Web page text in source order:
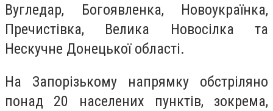
Вугледар, Богоявленка, Новоукраїнка,
Пречистівка, Велика Новосілка та
Нескучне Донецької області.
На Запорізькому напрямку обстріляно
понад 20 населених пунктів, зокрема,